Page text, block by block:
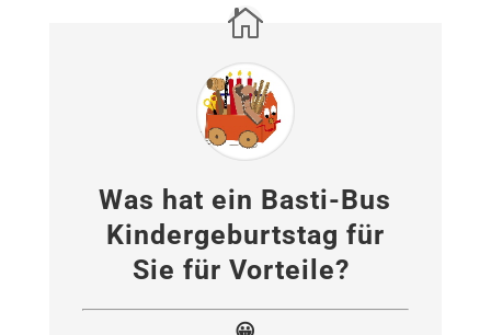
Was hat ein Basti-Bus
Kindergeburtstag für
Sie für Vorteile?